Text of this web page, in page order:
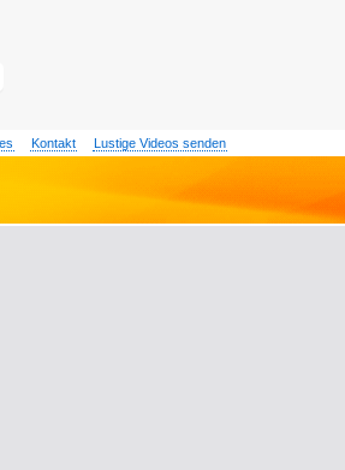
Kontakt Lustige Videos senden